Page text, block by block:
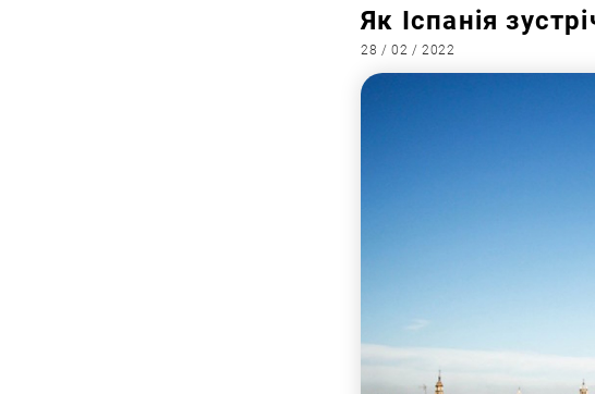
Як Іспанія
28 / 02 / 2022